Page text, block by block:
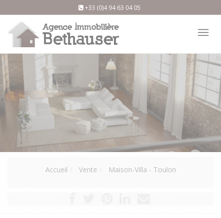
+33 (0)4 94 63 04 05
Accueil Vente Maison-Villa - Toulon